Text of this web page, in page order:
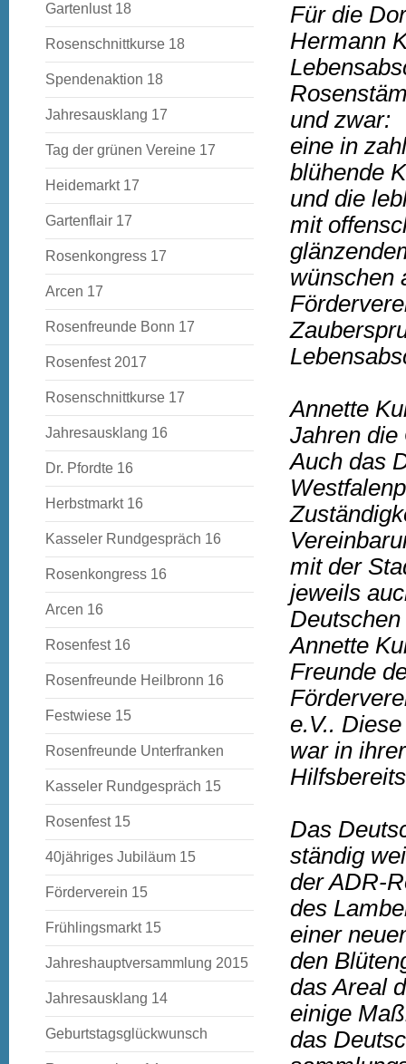
Gartenlust 18
Rosenschnittkurse 18
Spendenaktion 18
Jahresausklang 17
Tag der grünen Vereine 17
Heidemarkt 17
Gartenflair 17
Rosenkongress 17
Arcen 17
Rosenfreunde Bonn 17
Rosenfest 2017
Rosenschnittkurse 17
Jahresausklang 16
Dr. Pfordte 16
Herbstmarkt 16
Kasseler Rundgespräch 16
Rosenkongress 16
Arcen 16
Rosenfest 16
Rosenfreunde Heilbronn 16
Festwiese 15
Rosenfreunde Unterfranken
Kasseler Rundgespräch 15
Rosenfest 15
40jähriges Jubiläum 15
Förderverein 15
Frühlingsmarkt 15
Jahreshauptversammlung 2015
Jahresausklang 14
Geburtstagsglückwunsch
Für die
Hermann
und zwar:
eine in
blühende
und die
mit
wünschen
Annette
Jahren die
Auch das
mit der
jeweils
Annette
Freunde
e.V..
war in
Das
ständig
der ADR-
des
einer
den
das Areal
einige
das